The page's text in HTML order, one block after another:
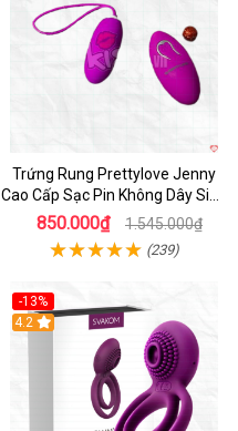
Trứng Rung Prettylove Jenny
Cao Cấp Sạc Pin Không Dây Siêu
Mạnh
850.000₫ 1.545.000₫
(239)
-13%
Hot
4.2